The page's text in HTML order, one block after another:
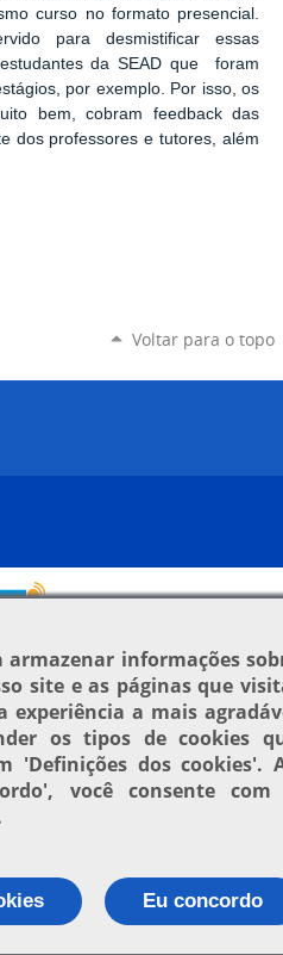
curso no formato presencial.
para desmistificar essas
da SEAD que foram
por exemplo. Por isso, os
bem, cobram feedback das
dos professores e tutores, além
Voltar para o topo
armazenar informações
site e as páginas que
experiência a mais
os tipos de cookies
'Definições dos cookies'.
, você consente com